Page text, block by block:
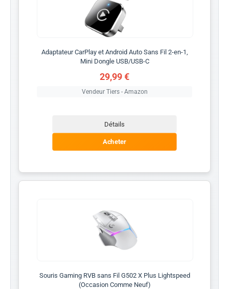
Adaptateur CarPlay et Android Auto Sans Fil 2-en-1,
Mini Dongle USB/USB-C
29,99 €
Vendeur Tiers - Amazon
Détails
Acheter
Souris Gaming RVB sans Fil G502 X Plus Lightspeed
(Occasion Comme Neuf)